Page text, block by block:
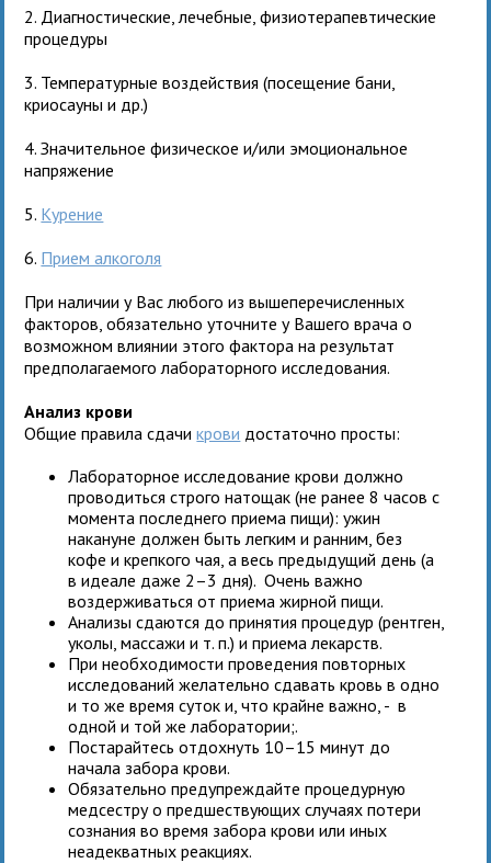
2. Диагностические, лечебные, физиотерапевтические
процедуры
3. Температурные воздействия (посещение бани,
криосауны и др.)
4. Значительное физическое и/или эмоциональное
напряжение
5. Курение
6. Прием алкоголя
При наличии у Вас любого из вышеперечисленных
факторов, обязательно уточните у Вашего врача о
возможном влиянии этого фактора на результат
предполагаемого лабораторного исследования.
Анализ крови
Общие правила сдачикрови достаточно просты:
Лабораторное исследование крови должно
проводиться строго натощак (не ранее 8 часов с
момента последнего приема пищи): ужин
накануне должен быть легким и ранним, без
кофе и крепкого чая, а весь предыдущий день (а
в идеале даже 2–3 дня). Очень важно
воздерживаться от приема жирной пищи.
Анализы сдаются до принятия процедур (рентген,
уколы, массажи и т. п.) и приема лекарств.
При необходимости проведения повторных
исследований желательно сдавать кровь в одно
и то же время суток и, что крайне важно, - в
одной и той же лаборатории;.
Постарайтесь отдохнуть 10–15 минут до
начала забора крови.
Обязательно предупреждайте процедурную
медсестру о предшествующих случаях потери
сознания во время забора крови или иных
неадекватных реакциях.